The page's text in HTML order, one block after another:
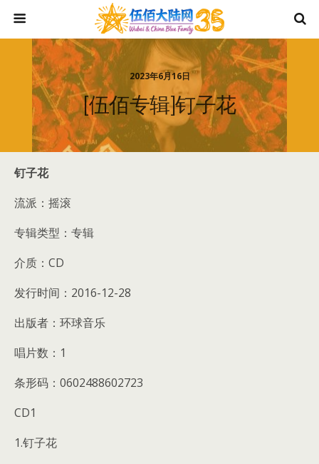
2023年6月16日
[伍佰专辑]钉子花
钉子花
流派：摇滚
专辑类型：专辑
介质：CD
发行时间：2016-12-28
出版者：环球音乐
唱片数：1
条形码：0602488602723
CD1
1.钉子花